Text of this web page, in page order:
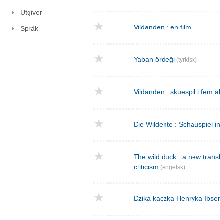
Utgiver
Språk Vildanden : en film
Yaban ördeği (tyrkisk)
Vildanden : skuespil i fem
Die Wildente : Schauspiel
The wild duck : a new
criticism (engelsk)
Dzika kaczka Henryka